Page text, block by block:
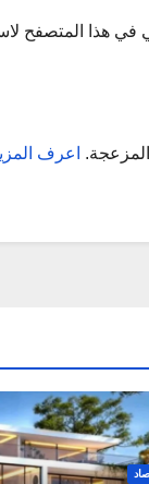
في هذا المتصفح
اعرف